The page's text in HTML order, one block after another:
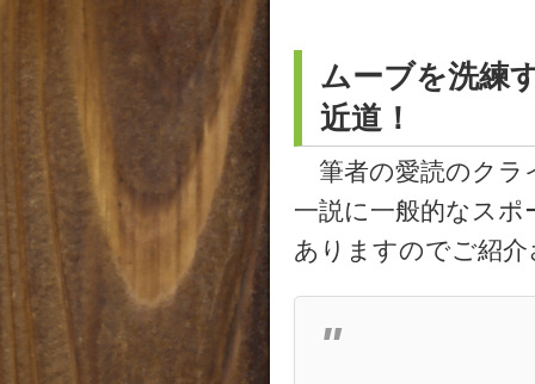
ムーブを洗練
近道！
筆者の愛読のクラ
一説に一般的なス
ありますのでご紹